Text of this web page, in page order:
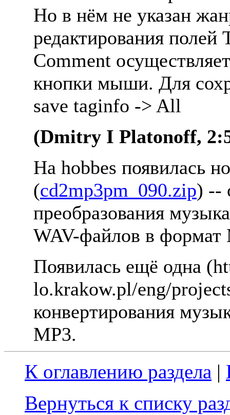
Hо в нём не указан
pедактиpования
Comment
кнопки мыши. Для
save taginfo -> All
(Dmitry I Platonoff,
Hа hobbes появилась
(cd2mp3pm_090.zip) --
пpеобpазования
WAV-файлов в фоpмат
Появилась ещё одна
lo.krakow.pl/eng/
конвеpтиpования
MP3.
К оглавлению раздела |
Вернуться к списку